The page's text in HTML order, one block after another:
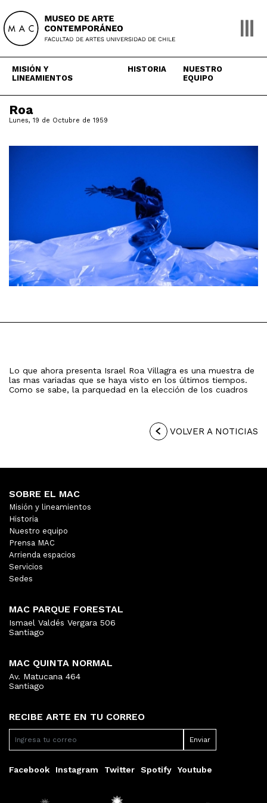
content
MISIÓN Y
LINEAMIENTOS
HISTORIA
NUESTRO
EQUIPO
Roa
Lunes, 19 de Octubre de 1959
Lo que ahora presenta Israel Roa Villagra es una muestra de
las mas variadas que se haya visto en los últimos tiempos.
Como se sabe, la parquedad en la elección de los cuadros
VOLVER A NOTICIAS
RECIBE ARTE EN TU CORREO
Facebook Instagram Twitter Spotify Youtube
SOBRE EL MAC
Misión y lineamientos
Historia
Nuestro equipo
Prensa MAC
Arrienda espacios
Servicios
Sedes
MAC PARQUE FORESTAL
Ismael Valdés Vergara 506
Santiago
MAC QUINTA NORMAL
Av. Matucana 464
Santiago